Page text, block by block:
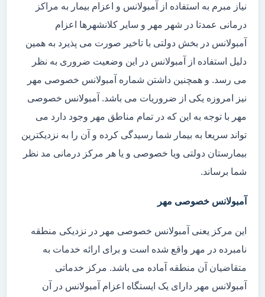
نیاز مبرم به استفاده از آمبولانس و اعزام بیمار به مراکز
درمانی عمدتا در شهر مهر و سایر کلانشهرها اعزام
آمبولانس در بخش دولتی با تاخیر صورت می پذیرد به همین
دلیل استفاده از آمبولانس در این وضعیت ضروری به نظر
می رسد. و همچنین داشتن شماره آمبولانس خصوصی مهر
نیز امروزه یکی از ضروریات می باشد. آمبولانس خصوصی
مهر با توجه به این که در تمام مناطق مهر وجود دارد می
تواند سریعا به بیمار شما رسیدگی کرده و آن را به نزدیکترین
بیمارستان دولتی ویا خصوصی و یا هر مرکز درمانی مد نظر
شما برساند.
آمبولانس خصوصی مهر
این مرکز یعنی آمبولانس خصوصی مهر در نزدیکی منطقه
نامبرده در مهر واقع شده است و برای ارائه خدمات به
متقاضیان آن منطقه آماده می باشد. مرکز خدماتی
آمبولانس مهر دارای یک ایستگاه اعزام آمبولانس در آن